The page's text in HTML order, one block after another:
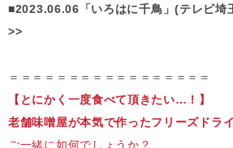
■2023.06.06「いろはに千鳥」(テレビ埼
>>
＝＝＝＝＝＝＝＝＝＝＝＝＝＝＝＝＝
【とにかく一度食べて頂きたい…！】
老舗味噌屋が本気で作ったフリーズドラ
ご一緒に如何でしょうか？